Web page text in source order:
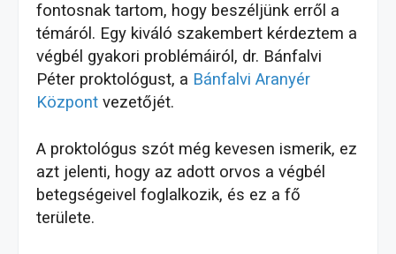
fontosnak tartom, hogy beszéljünk erről a
témáról. Egy kiváló szakembert kérdeztem a
végbél gyakori problémáiról, dr. Bánfalvi
Péter proktológust, a Bánfalvi Aranyér
Központ vezetőjét.
A proktológus szót még kevesen ismerik, ez
azt jelenti, hogy az adott orvos a végbél
betegségeivel foglalkozik, és ez a fő
területe.